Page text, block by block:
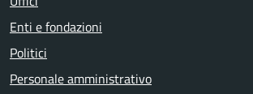
Enti e fondazioni
Politici
Personale amministrativo